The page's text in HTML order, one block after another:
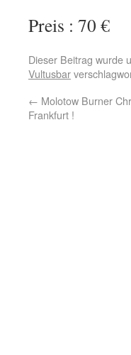
Preis : 70 €
Dieser Beitrag wurde
Vultusbar
← Molotow Burner
Frankfurt !